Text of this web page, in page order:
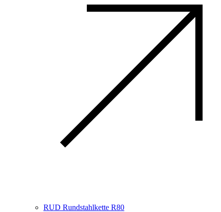
RUD Rundstahlkette R80